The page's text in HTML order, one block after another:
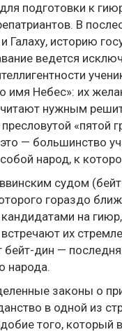
подготовки к
В
историю
ведется
имя Небес»: их
нужным
«пятой
— большинство
народ, к
судом
гораздо
на
их
бейт-дин —
народа.
законы о
в одной из
того,